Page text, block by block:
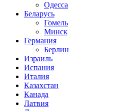
Одесса
Беларусь
Гомель
Минск
Германия
Берлин
Израиль
Испания
Италия
Казахстан
Канада
Латвия